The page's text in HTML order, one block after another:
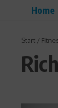
Home
Start /